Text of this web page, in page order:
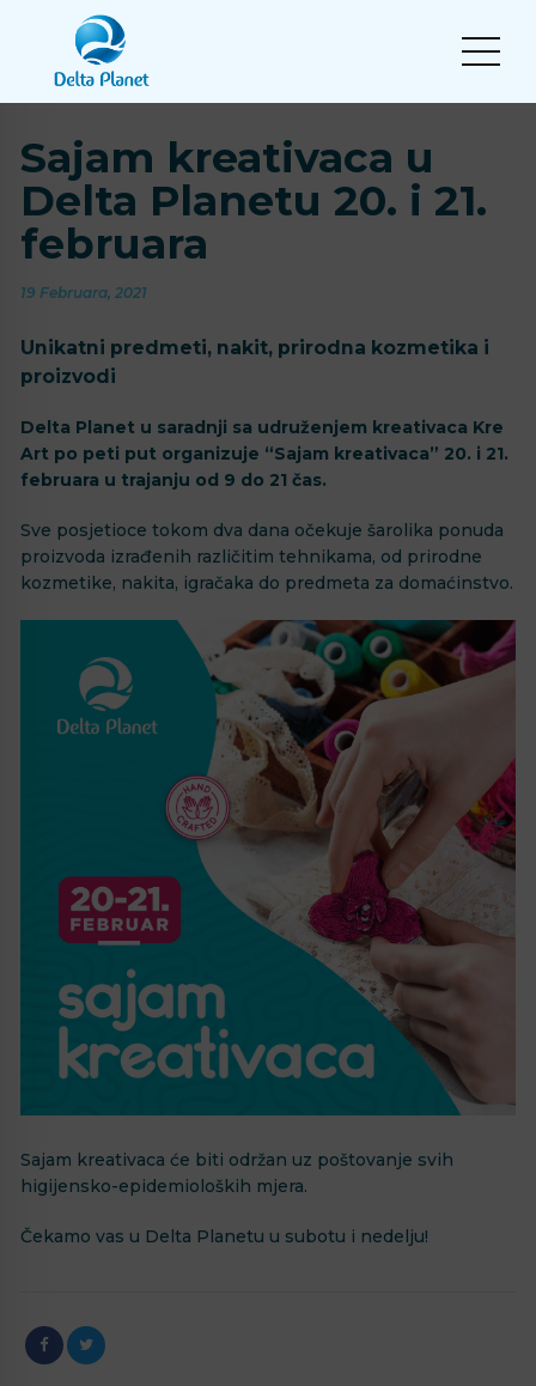
Sajam kreativaca u
Delta Planetu 20. i 21.
februara
19 Februara, 2021
Unikatni predmeti, nakit, prirodna kozmetika i
proizvodi
Delta Planet u saradnji sa udruženjem kreativaca Kre
Art po peti put organizuje “Sajam kreativaca” 20. i 21.
februara u trajanju od 9 do 21 čas.
Sve posjetioce tokom dva dana očekuje šarolika ponuda
proizvoda izrađenih različitim tehnikama, od prirodne
kozmetike, nakita, igračaka do predmeta za domaćinstvo.
Sajam kreativaca će biti održan uz poštovanje svih
higijensko-epidemioloških mjera.
Čekamo vas u Delta Planetu u subotu i nedelju!